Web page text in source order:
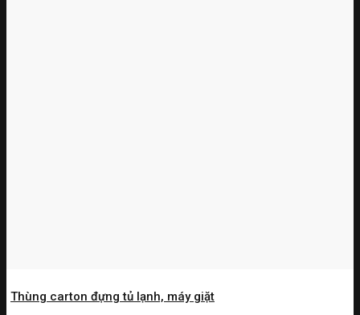
Thùng carton đựng tủ lạnh, máy giặt